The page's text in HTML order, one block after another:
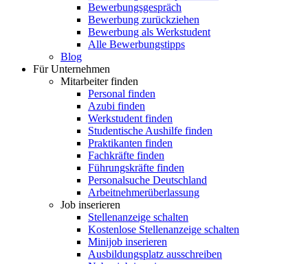
Bewerbungsgespräch
Bewerbung zurückziehen
Bewerbung als Werkstudent
Alle Bewerbungstipps
Blog
Für Unternehmen
Mitarbeiter finden
Personal finden
Azubi finden
Werkstudent finden
Studentische Aushilfe finden
Praktikanten finden
Fachkräfte finden
Führungskräfte finden
Personalsuche Deutschland
Arbeitnehmerüberlassung
Job inserieren
Stellenanzeige schalten
Kostenlose Stellenanzeige schalten
Minijob inserieren
Ausbildungsplatz ausschreiben